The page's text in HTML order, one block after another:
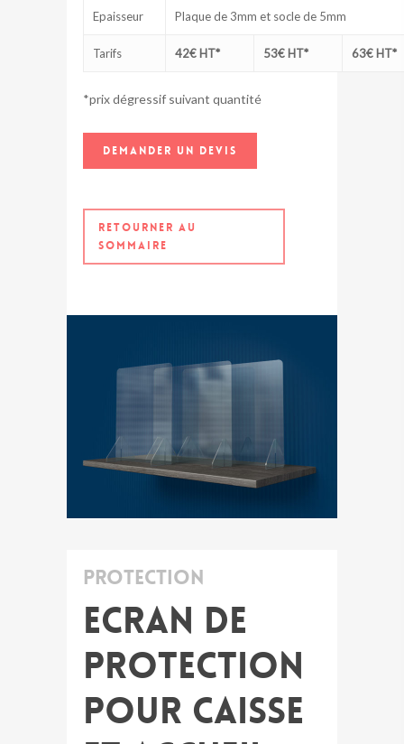
Epaisseur Plaque de 3mm et socle de 5mm
Tarifs 42€ HT* 53€ HT* 63€ HT*
*prix dégressif suivant quantité
DEMANDER UN DEVIS
RETOURNER AU
SOMMAIRE
Protection
Ecran de
protection
pour caisse